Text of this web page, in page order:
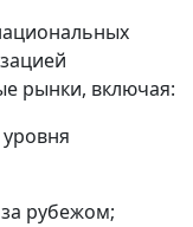
рынки, включая:
рубежом;